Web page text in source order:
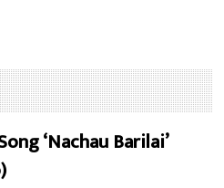
‘Nachau Barilai’